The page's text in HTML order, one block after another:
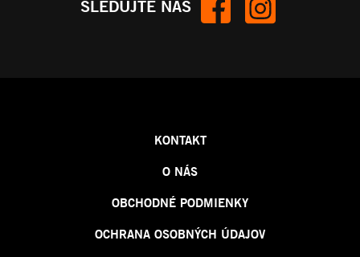
SLEDUJTE NÁS
KONTAKT
O NÁS
OBCHODNÉ PODMIENKY
OCHRANA OSOBNÝCH ÚDAJOV